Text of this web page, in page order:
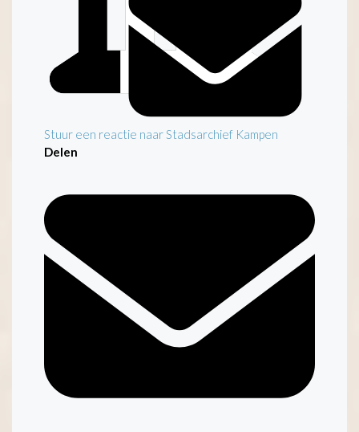
Stuur een reactie naar Stadsarchief Kampen
Delen